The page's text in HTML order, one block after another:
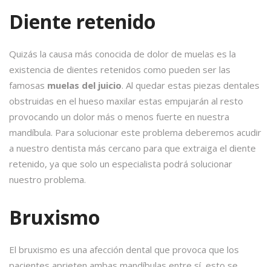
Diente retenido
Quizás la causa más conocida de dolor de muelas es la
existencia de dientes retenidos como pueden ser las
famosas muelas del juicio. Al quedar estas piezas dentales
obstruidas en el hueso maxilar estas empujarán al resto
provocando un dolor más o menos fuerte en nuestra
mandíbula. Para solucionar este problema deberemos acudir
a nuestro dentista más cercano para que extraiga el diente
retenido, ya que solo un especialista podrá solucionar
nuestro problema.
Bruxismo
El bruxismo es una afección dental que provoca que los